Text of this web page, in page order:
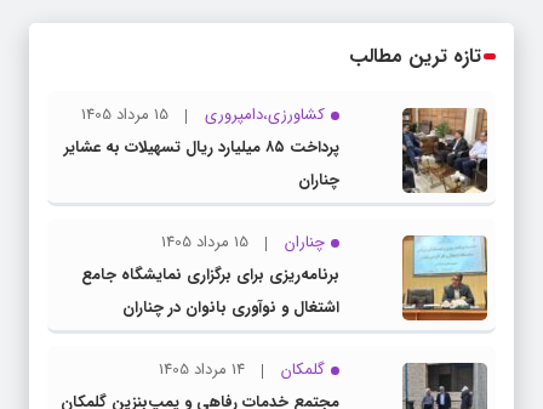
تازه ترین مطالب
کشاورزی،دامپروری
15 مرداد 1405
پرداخت ۸۵ میلیارد ریال تسهیلات به عشایر
چناران
چناران
15 مرداد 1405
برنامه‌ریزی برای برگزاری نمایشگاه جامع
اشتغال و نوآوری بانوان در چناران
گلمکان
14 مرداد 1405
مجتمع خدمات رفاهی و پمپ‌بنزین گلمکان